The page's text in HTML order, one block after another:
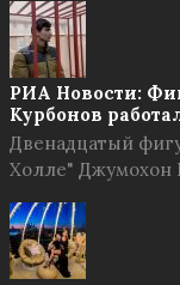
РИА Новости:
Курбонов
Двенадцатый
Холле" Джумохон